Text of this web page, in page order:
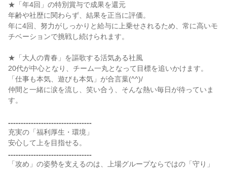
★「年4回」の特別賞与で成果を還元
年齢や社歴に関わらず、結果を正当に評価。
年に4回、努力がしっかりと給与に上乗せされるため、常に高いモ
チベーションで挑戦し続けられます。
★「大人の青春」を謳歌する活気ある社風
20代が中心となり、チーム一丸となって目標を追いかけます。
「仕事も本気、遊びも本気」が合言葉(^^)/
仲間と一緒に涙を流し、笑い合う、そんな熱い毎日が待っていま
す。
₌₌₌₌₌₌₌₌₌₌₌₌₌₌₌₌₌₌₌₌₌₌₌₌₌₌₌₌₌₌₌₌₌
充実の「福利厚生・環境」
安心して上を目指せる。
₌₌₌₌₌₌₌₌₌₌₌₌₌₌₌₌₌₌₌₌₌₌₌₌₌₌₌₌₌₌₌₌₌
「攻め」の姿勢を支えるのは、上場グループならではの「守り」